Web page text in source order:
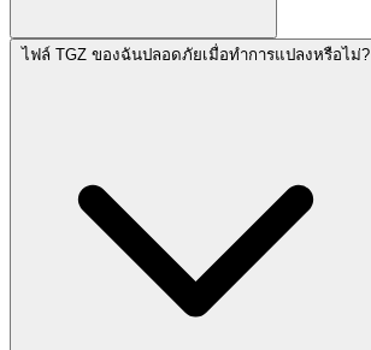
ไฟล์ TGZ ของฉันปลอดภัยเมื่อทำการแปลงหรือไม่?